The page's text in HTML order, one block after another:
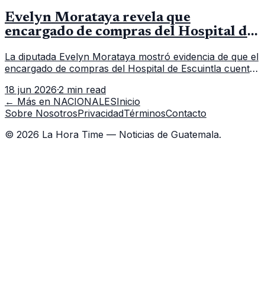
Evelyn Morataya revela que
encargado de compras del Hospital de
La diputada Evelyn Morataya mostró evidencia de que el
encargado de compras del Hospital de Escuintla cuenta
capacitación en la capital.
18 jun 2026·2 min read
← Más en NACIONALESInicio
Sobre NosotrosPrivacidadTérminosContacto
© 2026 La Hora Time — Noticias de Guatemala.